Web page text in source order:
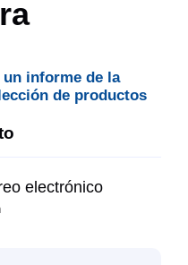
informe de la
de productos
electrónico